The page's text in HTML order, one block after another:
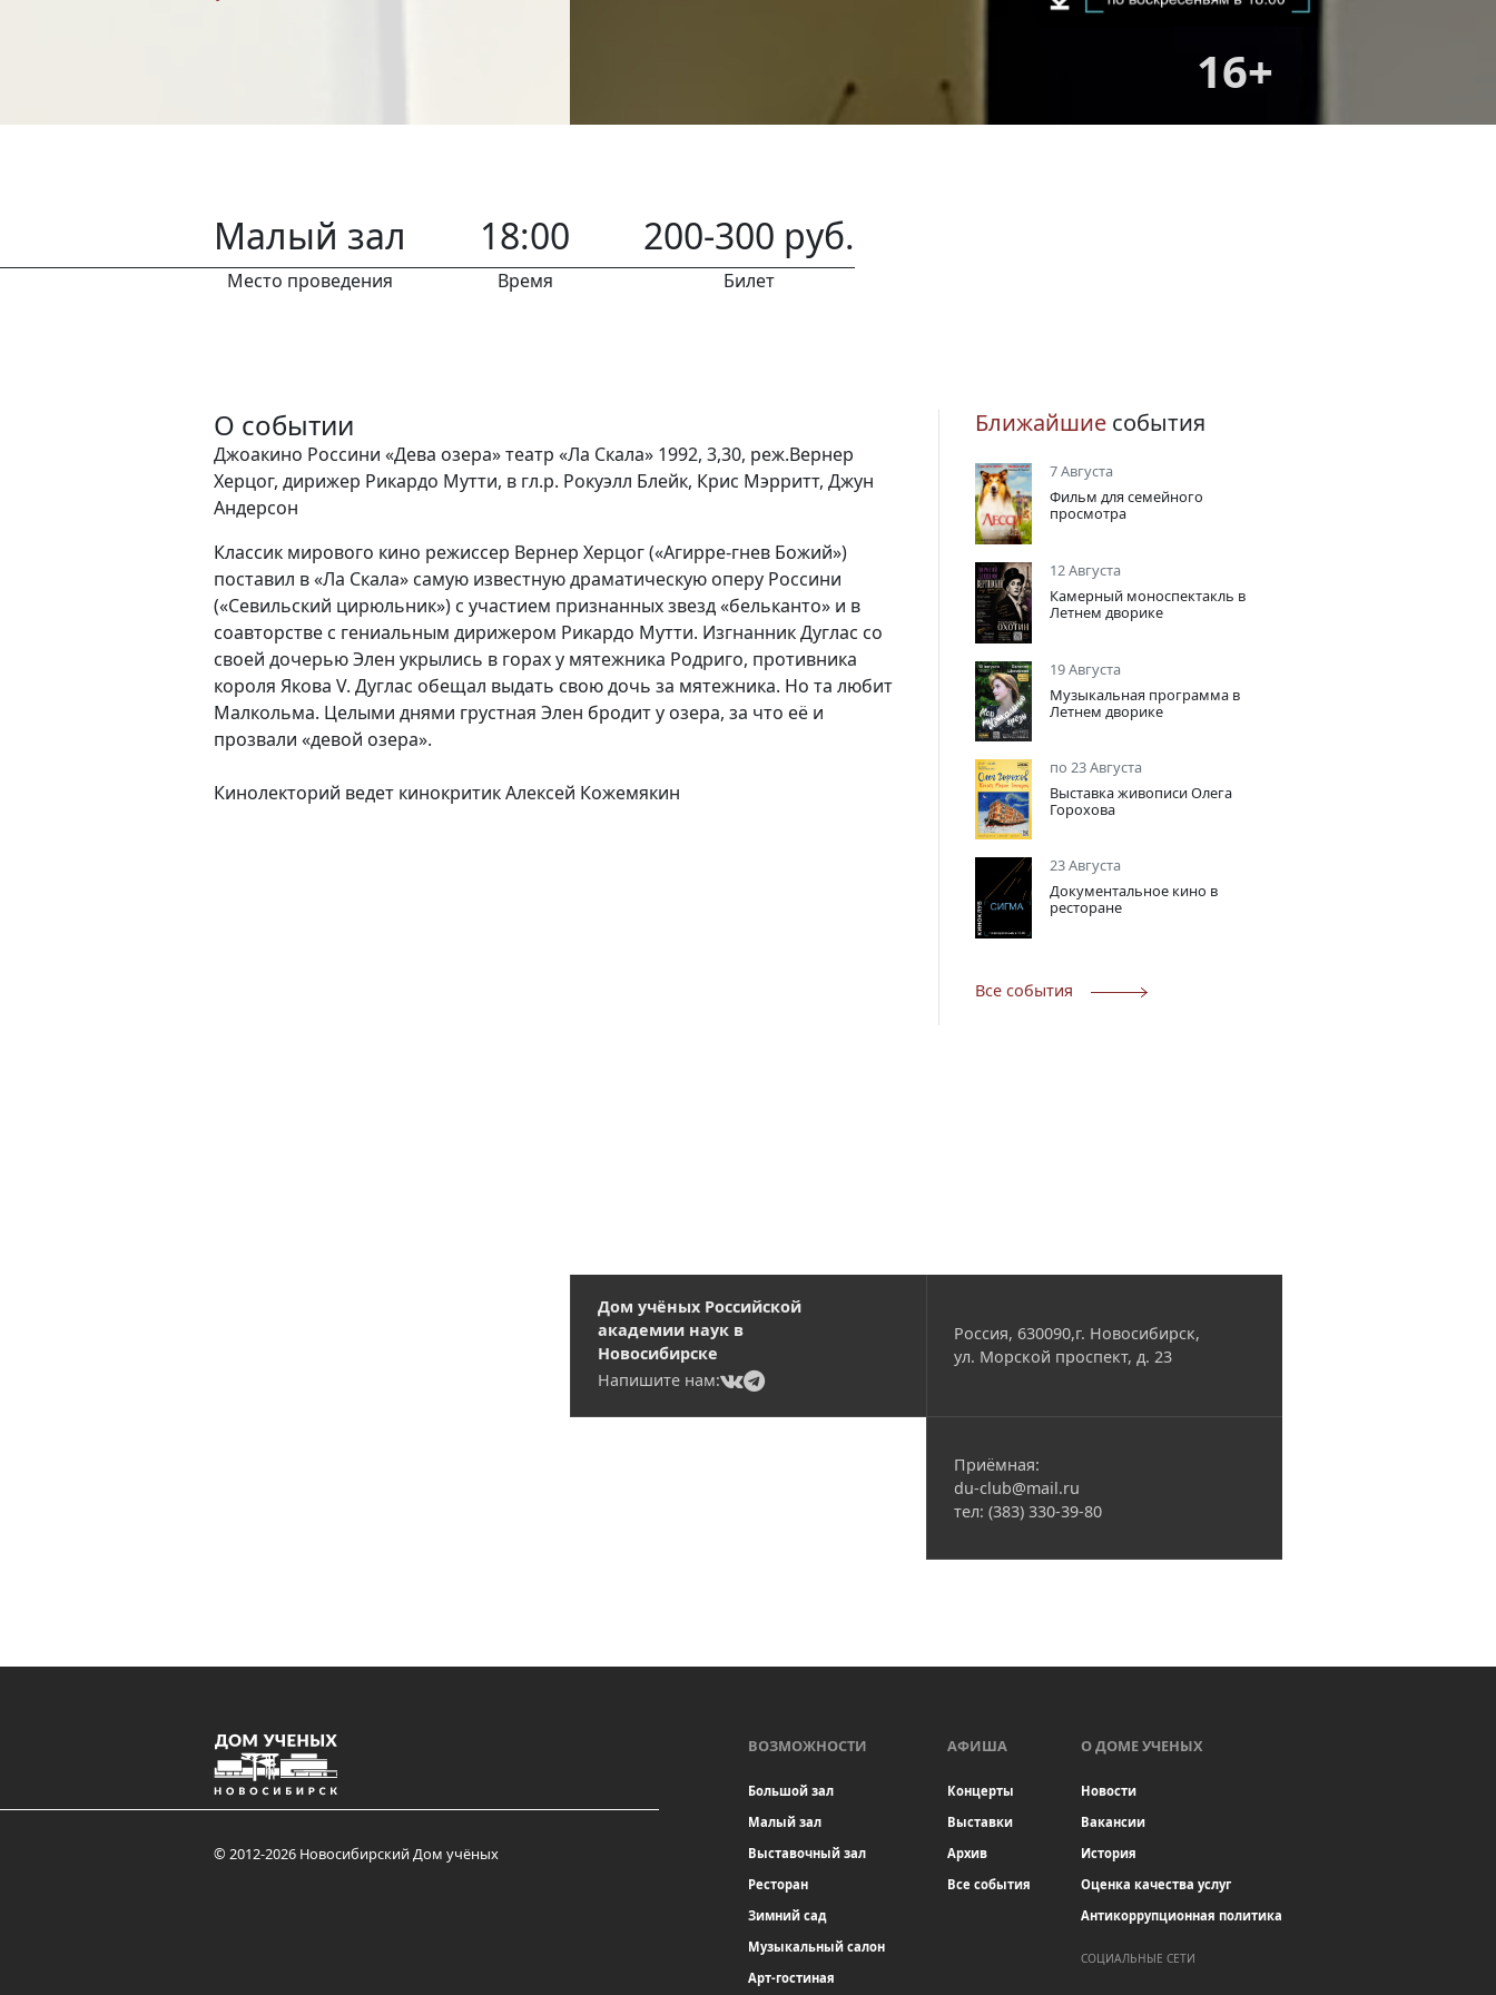
Новости
О Доме учёных
16+
Малый зал
Место проведения
18:00
Время
200-300 руб.
Билет
О событии
Джоакино Россини «Дева озера» театр «Ла Скала» 1992, 3,30, реж.Вернер
Херцог, дирижер Рикардо Мутти, в гл.р. Рокуэлл Блейк, Крис Мэрритт, Джун
Андерсон
Классик мирового кино режиссер Вернер Херцог («Агирре-гнев Божий»)
поставил в «Ла Скала» самую известную драматическую оперу Россини
(«Севильский цирюльник») с участием признанных звезд «бельканто» и в
соавторстве с гениальным дирижером Рикардо Мутти. Изгнанник Дуглас со
своей дочерью Элен укрылись в горах у мятежника Родриго, противника
короля Якова V. Дуглас обещал выдать свою дочь за мятежника. Но та любит
Малкольма. Целыми днями грустная Элен бродит у озера, за что её и
прозвали «девой озера».
Кинолекторий ведет кинокритик Алексей Кожемякин
Ближайшие события
7 Августа
Фильм для семейного
просмотра
12 Августа
Камерный моноспектакль в
Летнем дворике
19 Августа
Музыкальная программа в
Летнем дворике
по 23 Августа
Выставка живописи Олега
Горохова
23 Августа
Документальное кино в
ресторане
Все события
Дом учёных Российской
академии наук в
Новосибирске
Напишите нам:
(current)
(current)
Россия, 630090,г. Новосибирск,
ул. Морской проспект, д. 23
Приёмная:
du-club@mail.ru
тел: (383) 330-39-80
© 2012-2026 Новосибирский Дом учёных
ВОЗМОЖНОСТИ
Большой зал
Малый зал
Выставочный зал
Ресторан
Зимний сад
Музыкальный салон
Арт-гостиная
АФИША
Концерты
Выставки
Архив
Все события
О ДОМЕ УЧЕНЫХ
Новости
Вакансии
История
Оценка качества услуг
Антикоррупционная политика
СОЦИАЛЬНЫЕ СЕТИ